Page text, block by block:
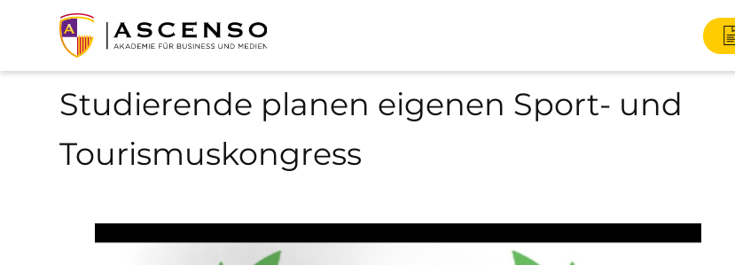
Studierende planen eigenen Sport- und
Tourismuskongress